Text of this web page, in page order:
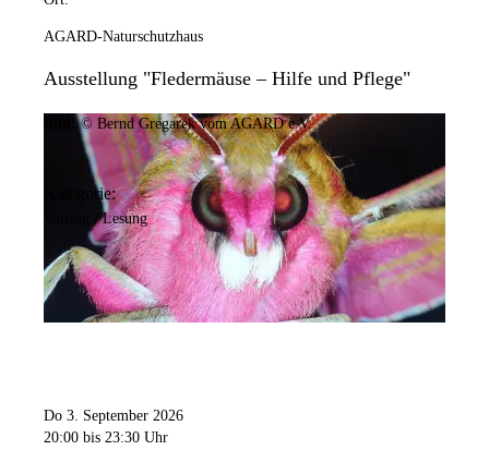
AGARD-Naturschutzhaus
Ausstellung "Fledermäuse – Hilfe und Pflege"
Bild: © Bernd Gregarek vom AGARD e.V.
Kategorie:
Vortrag / Lesung
Do 3. September 2026
20:00 bis 23:30 Uhr